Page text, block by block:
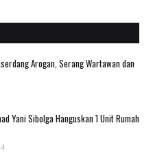
Arogan, Serang Wartawan dan
Yani Sibolga Hanguskan 1 Unit Rumah